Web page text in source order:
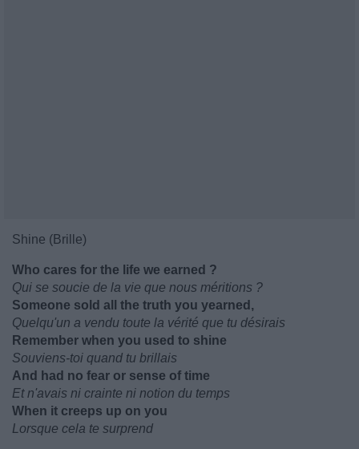
Shine (Brille)
Who cares for the life we earned ?
Qui se soucie de la vie que nous méritions ?
Someone sold all the truth you yearned,
Quelqu'un a vendu toute la vérité que tu désirais
Remember when you used to shine
Souviens-toi quand tu brillais
And had no fear or sense of time
Et n'avais ni crainte ni notion du temps
When it creeps up on you
Lorsque cela te surprend